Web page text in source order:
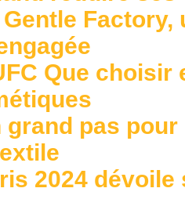
Gentle
Que
grand pas
2024